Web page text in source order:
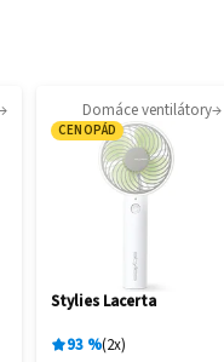
Domáce ventilátory
CENOPÁD
Stylies Lacerta
93 % 2x